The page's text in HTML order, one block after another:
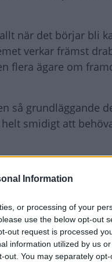
Information
or processing of your
use the below opt-out
out request is processed
information utilized by us
You may separately
när det börjar bli
verkar främst
flera ägare om
så grundläggande
smidigt att
om en olycka skulle
om en